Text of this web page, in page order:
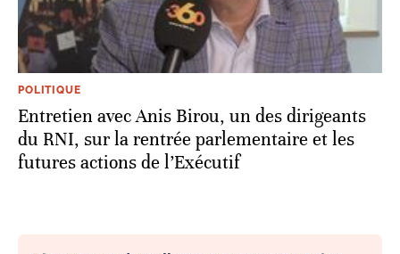
POLITIQUE
Entretien avec Anis Birou, un des dirigeants
du RNI, sur la rentrée parlementaire et les
futures actions de l’Exécutif